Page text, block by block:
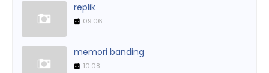
replik
09.06
memori banding
10.08